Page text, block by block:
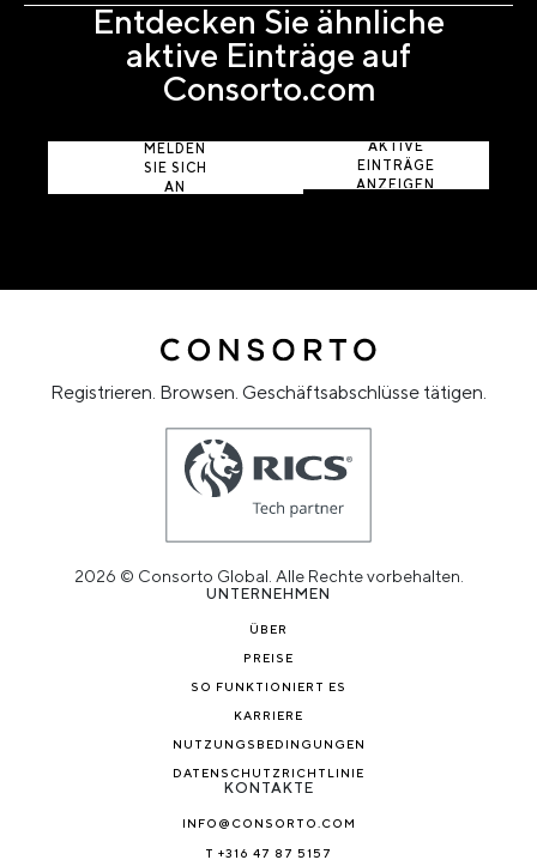
Entdecken Sie ähnliche
aktive Einträge auf
Consorto.com
MELDEN
SIE SICH
AN
AKTIVE
EINTRÄGE
ANZEIGEN
Registrieren. Browsen. Geschäftsabschlüsse tätigen.
2026 © Consorto Global. Alle Rechte vorbehalten.
UNTERNEHMEN
ÜBER
PREISE
SO FUNKTIONIERT ES
KARRIERE
NUTZUNGSBEDINGUNGEN
DATENSCHUTZRICHTLINIE
KONTAKTE
INFO@CONSORTO.COM
T +316 47 87 5157